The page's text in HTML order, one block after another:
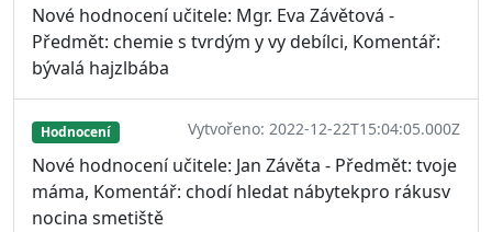
Nové hodnocení učitele: Mgr. Eva Závětová -
Předmět: chemie s tvrdým y vy debílci, Komentář:
bývalá hajzlbába
Hodnocení Vytvořeno: 2022-12-22T15:04:05.000Z
Nové hodnocení učitele: Jan Závěta - Předmět: tvoje
máma, Komentář: chodí hledat nábytekpro rákusv
nocina smetiště